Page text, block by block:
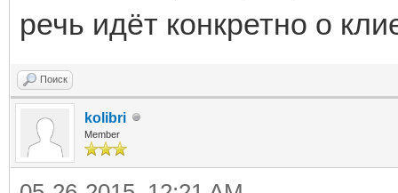
речь идёт конкретно о
Поиск
kolibri
Member